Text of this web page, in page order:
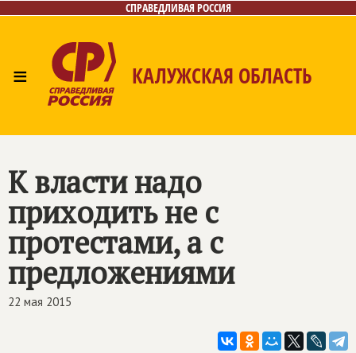
СПРАВЕДЛИВАЯ РОССИЯ
≡ КАЛУЖСКАЯ ОБЛАСТЬ
К власти надо
приходить не с
протестами, а с
предложениями
22 мая 2015